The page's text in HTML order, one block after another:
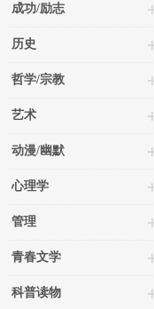
成功/励志
历史
哲学/宗教
艺术
动漫/幽默
心理学
管理
青春文学
科普读物